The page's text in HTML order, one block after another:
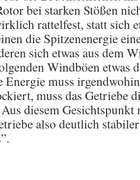
bei starken Stößen
rattelfest, statt sich
die Spitzenenergie
sich etwas aus dem
Windböen etwas
Energie muss
muss das Getriebe
diesem Gesichtspunkt
also deutlich